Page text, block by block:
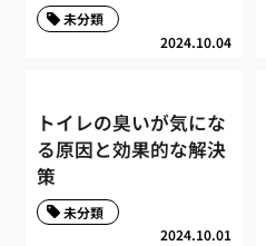
2024.10.04
未分類
トイレの臭いが気にな
る原因と効果的な解決
策
2024.10.01
未分類